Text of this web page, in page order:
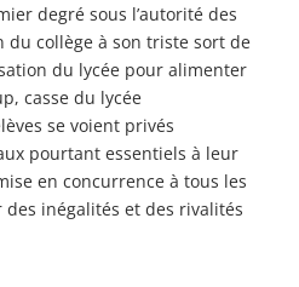
degré sous l’autorité des
du collège à son triste sort de
du lycée pour alimenter
casse du lycée
se voient privés
pourtant essentiels à leur
en concurrence à tous les
des inégalités et des rivalités